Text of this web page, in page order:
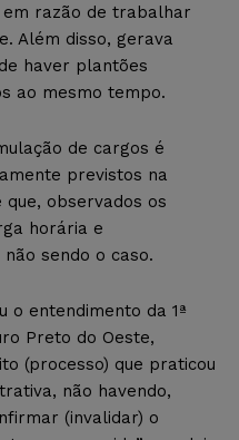
em razão de trabalhar
Além disso, gerava
haver plantões
ao mesmo tempo.
de cargos é
previstos na
que, observados os
horária e
sendo o caso.
o entendimento da 1ª
Preto do Oeste,
(processo) que praticou
não havendo,
(invalidar) o